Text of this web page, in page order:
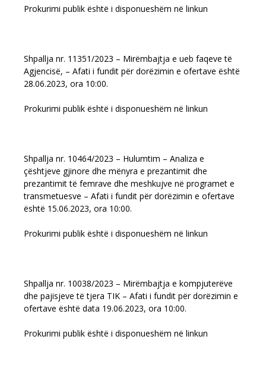
Prokurimi publik është i disponueshëm në linkun
Shpallja nr. 11351/2023 – Mirëmbajtja e ueb faqeve të
Agjencisë, – Afati i fundit për dorëzimin e ofertave është
28.06.2023, ora 10:00.
Prokurimi publik është i disponueshëm në linkun
Shpallja nr. 10464/2023 – Hulumtim – Analiza e
çështjeve gjinore dhe mënyra e prezantimit dhe
prezantimit të femrave dhe meshkujve në programet e
transmetuesve – Afati i fundit për dorëzimin e ofertave
është 15.06.2023, ora 10:00.
Prokurimi publik është i disponueshëm në linkun
Shpallja nr. 10038/2023 – Mirëmbajtja e kompjuterëve
dhe pajisjeve të tjera TIK – Afati i fundit për dorëzimin e
ofertave është data 19.06.2023, ora 10:00.
Prokurimi publik është i disponueshëm në linkun